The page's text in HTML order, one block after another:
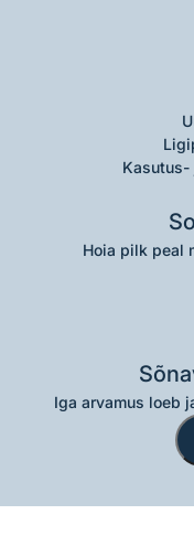
Hoia pilk peal
Iga arvamus loeb